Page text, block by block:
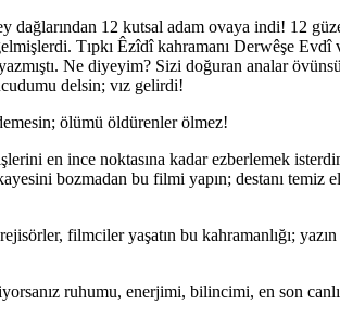
dağlarından 12 kutsal adam ovaya indi! 12
Tıpkı Êzîdî kahramanı Derwêşe Evdî
Ne diyeyim? Sizi doğuran analar
delsin; vız gelirdi!
ölümü öldürenler ölmez!
en ince noktasına kadar ezberlemek
bozmadan bu filmi yapın; destanı
filmciler yaşatın bu kahramanlığı;
ruhumu, enerjimi, bilincimi, en son